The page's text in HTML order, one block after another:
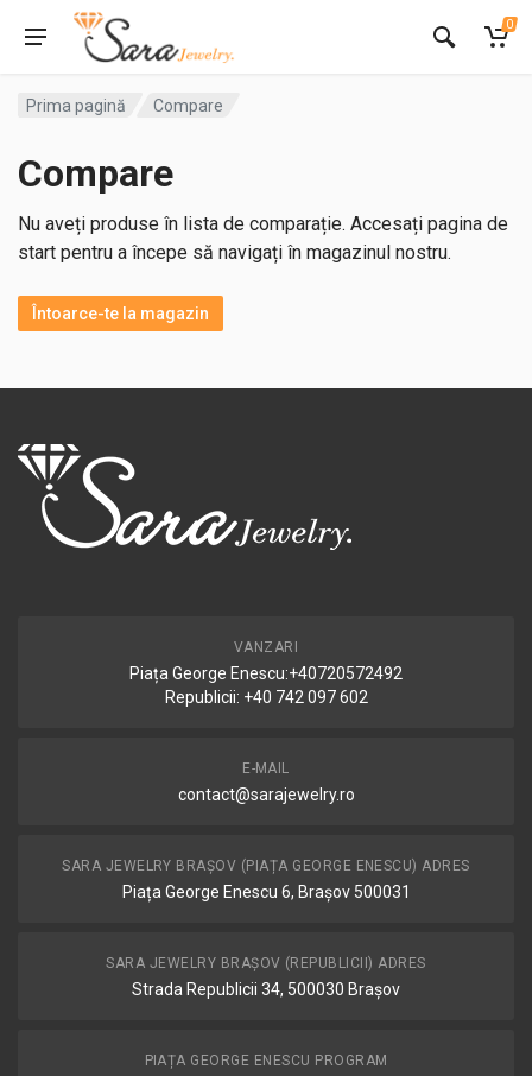
0
Prima pagină Compare
Compare
Nu aveți produse în lista de comparație. Accesați pagina de
start pentru a începe să navigați în magazinul nostru.
Întoarce-te la magazin
VANZARI
Piața George Enescu:+40720572492
Republicii: +40 742 097 602
E-MAIL
contact@sarajewelry.ro
SARA JEWELRY BRAȘOV (PIAȚA GEORGE ENESCU) ADRES
Piața George Enescu 6, Brașov 500031
SARA JEWELRY BRAȘOV (REPUBLICII) ADRES
Strada Republicii 34, 500030 Brașov
PIAȚA GEORGE ENESCU PROGRAM